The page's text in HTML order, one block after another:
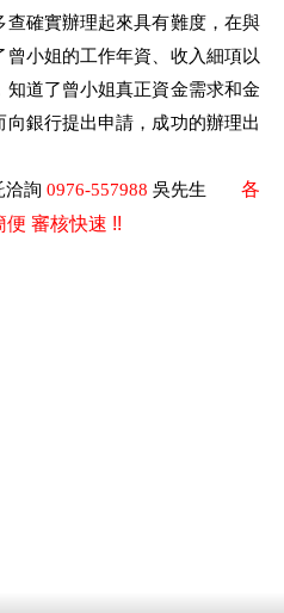
確實辦理起來具有難度，在與
小姐的工作年資、收入細項以
道了曾小姐真正資金需求和金
銀行提出申請，成功的辦理出
詢0976-557988 吳先生各
審核快速 !!